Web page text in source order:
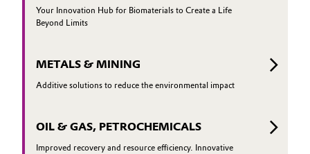
Your Innovation Hub for Biomaterials to Create a Life
Beyond Limits
METALS & MINING
Additive solutions to reduce the environmental impact
OIL & GAS, PETROCHEMICALS
Improved recovery and resource efficiency. Innovative